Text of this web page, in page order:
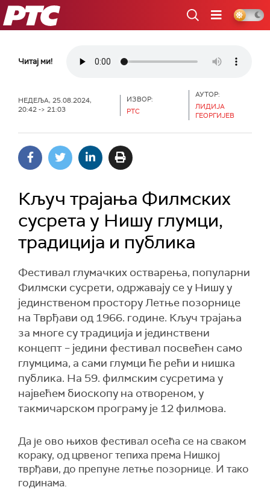
РТС
Читај ми!
НЕДЕЉА, 25.08.2024,
20:42 -> 21:03
ИЗВОР:
РТС
АУТОР:
ЛИДИЈА
ГЕОРГИЈЕВ
Кључ трајања Филмских
сусрета у Нишу глумци,
традиција и публика
Фестивал глумачких остварења, популарни
Филмски сусрети, одржавају се у Нишу у
јединственом простору Летње позорнице
на Тврђави од 1966. године. Кључ трајања
за многе су традиција и јединствени
концепт – једини фестивал посвећен само
глумцима, а сами глумци ће рећи и нишка
публика. На 59. филмским сусретима у
највећем биоскопу на отвореном, у
такмичарском програму је 12 филмова.
Да је ово њихов фестивал осећа се на сваком
кораку, од црвеног тепиха према Нишкој
тврђави, до препуне летње позорнице. И тако
годинама.